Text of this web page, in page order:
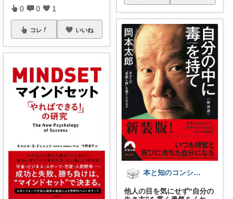
0 0 1
コレ いいね
本と知のコンシェルジュ📚
他人の目を気にせず“自分の